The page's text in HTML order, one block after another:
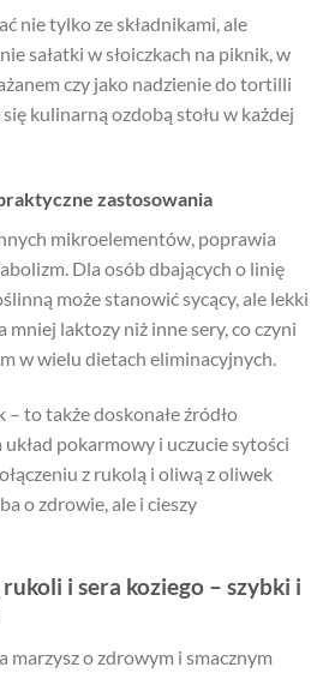
nie tylko ze składnikami, ale
sałatki w słoiczkach na piknik, w
czy jako nadzienie do tortilli
kulinarną ozdobą stołu w każdej
zastosowania
mikroelementów, poprawia
Dla osób dbających o linię
może stanowić sycący, ale lekki
mniej laktozy niż inne sery, co czyni
w wielu dietach eliminacyjnych.
to także doskonałe źródło
pokarmowy i uczucie sytości
z rukolą i oliwą z oliwek
o zdrowie, ale i cieszy
i sera koziego – szybki i
marzysz o zdrowym i smacznym